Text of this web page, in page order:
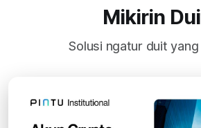
Mikirin
Solusi ngatur duit